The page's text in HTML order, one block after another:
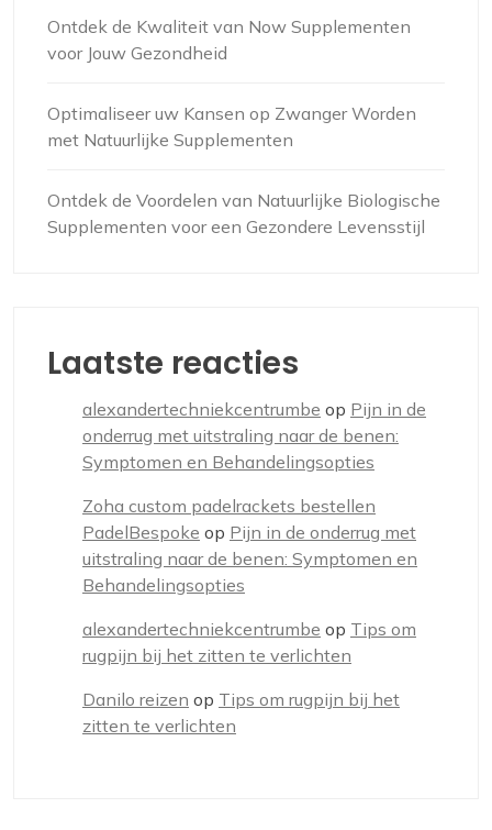
Ontdek de Kwaliteit van Now Supplementen
voor Jouw Gezondheid
Optimaliseer uw Kansen op Zwanger Worden
met Natuurlijke Supplementen
Ontdek de Voordelen van Natuurlijke Biologische
Supplementen voor een Gezondere Levensstijl
Laatste reacties
alexandertechniekcentrumbe op Pijn in de
onderrug met uitstraling naar de benen:
Symptomen en Behandelingsopties
Zoha custom padelrackets bestellen
PadelBespoke op Pijn in de onderrug met
uitstraling naar de benen: Symptomen en
Behandelingsopties
alexandertechniekcentrumbe op Tips om
rugpijn bij het zitten te verlichten
Danilo reizen op Tips om rugpijn bij het
zitten te verlichten